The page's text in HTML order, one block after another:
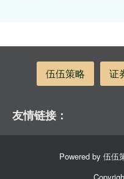
伍伍策略 证
友情链接：
Powered by 伍伍